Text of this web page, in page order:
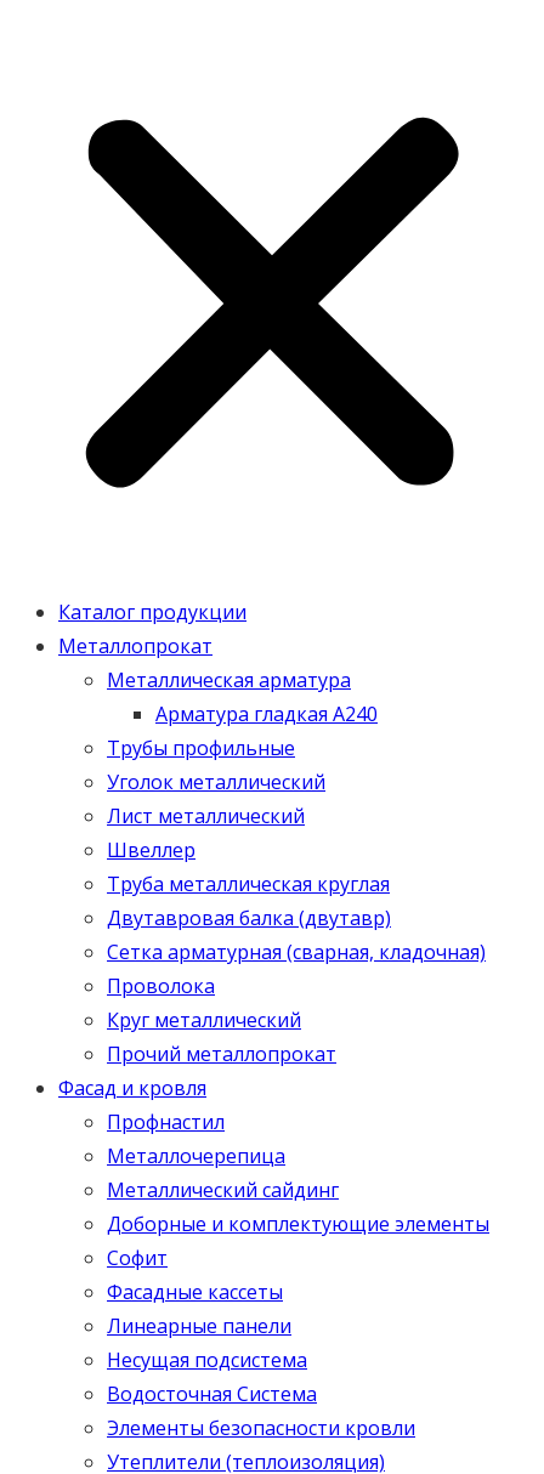
Каталог продукции
Металлопрокат
Металлическая арматура
Арматура гладкая А240
Трубы профильные
Уголок металлический
Лист металлический
Швеллер
Труба металлическая круглая
Двутавровая балка (двутавр)
Сетка арматурная (сварная, кладочная)
Проволока
Круг металлический
Прочий металлопрокат
Фасад и кровля
Профнастил
Металлочерепица
Металлический сайдинг
Доборные и комплектующие элементы
Софит
Фасадные кассеты
Линеарные панели
Несущая подсистема
Водосточная Система
Элементы безопасности кровли
Утеплители (теплоизоляция)